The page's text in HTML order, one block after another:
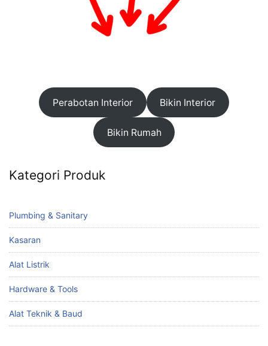
Perabotan Interior Bikin Interior
Bikin Rumah
Kategori Produk
Plumbing & Sanitary
Kasaran
Alat Listrik
Hardware & Tools
Alat Teknik & Baud